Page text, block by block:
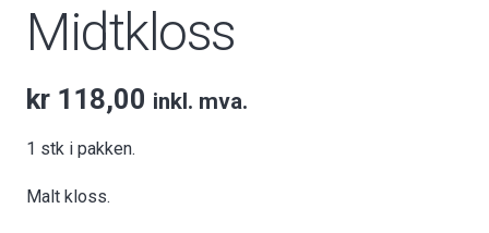
Midtkloss
kr 118,00 inkl. mva.
1 stk i pakken.
Malt kloss.